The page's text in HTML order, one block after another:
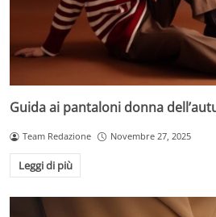
Guida ai pantaloni donna
Team Redazione Novembre 27, 2025
Leggi di più